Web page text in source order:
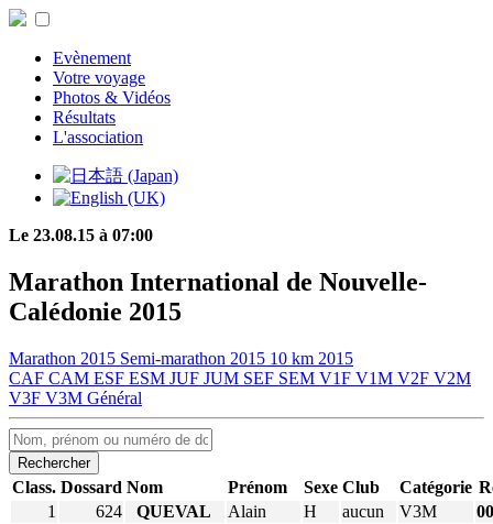
Evènement
Votre voyage
Photos & Vidéos
Résultats
L'association
Le 23.08.15 à 07:00
Marathon International de Nouvelle-
Calédonie 2015
Marathon 2015 Semi-marathon 2015 10 km 2015
CAF CAM ESF ESM JUF JUM SEF SEM V1F V1M V2F V2M
V3F V3M Général
Rechercher
Class. Dossard Nom Prénom Sexe Club Catégorie
1
624 QUEVAL Alain H aucun V3M